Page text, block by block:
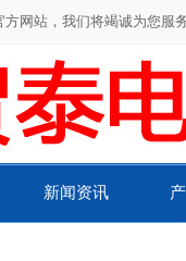
网站，我们将竭诚为您
新闻资讯